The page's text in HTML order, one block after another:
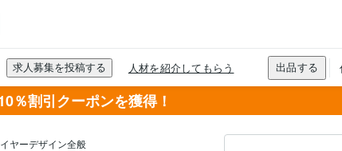
％割引クーポンを獲得！
ヤーデザイン全般